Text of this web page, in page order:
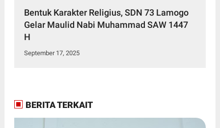
Bentuk Karakter Religius, SDN 73 Lamogo
Gelar Maulid Nabi Muhammad SAW 1447
H
September 17, 2025
BERITA TERKAIT